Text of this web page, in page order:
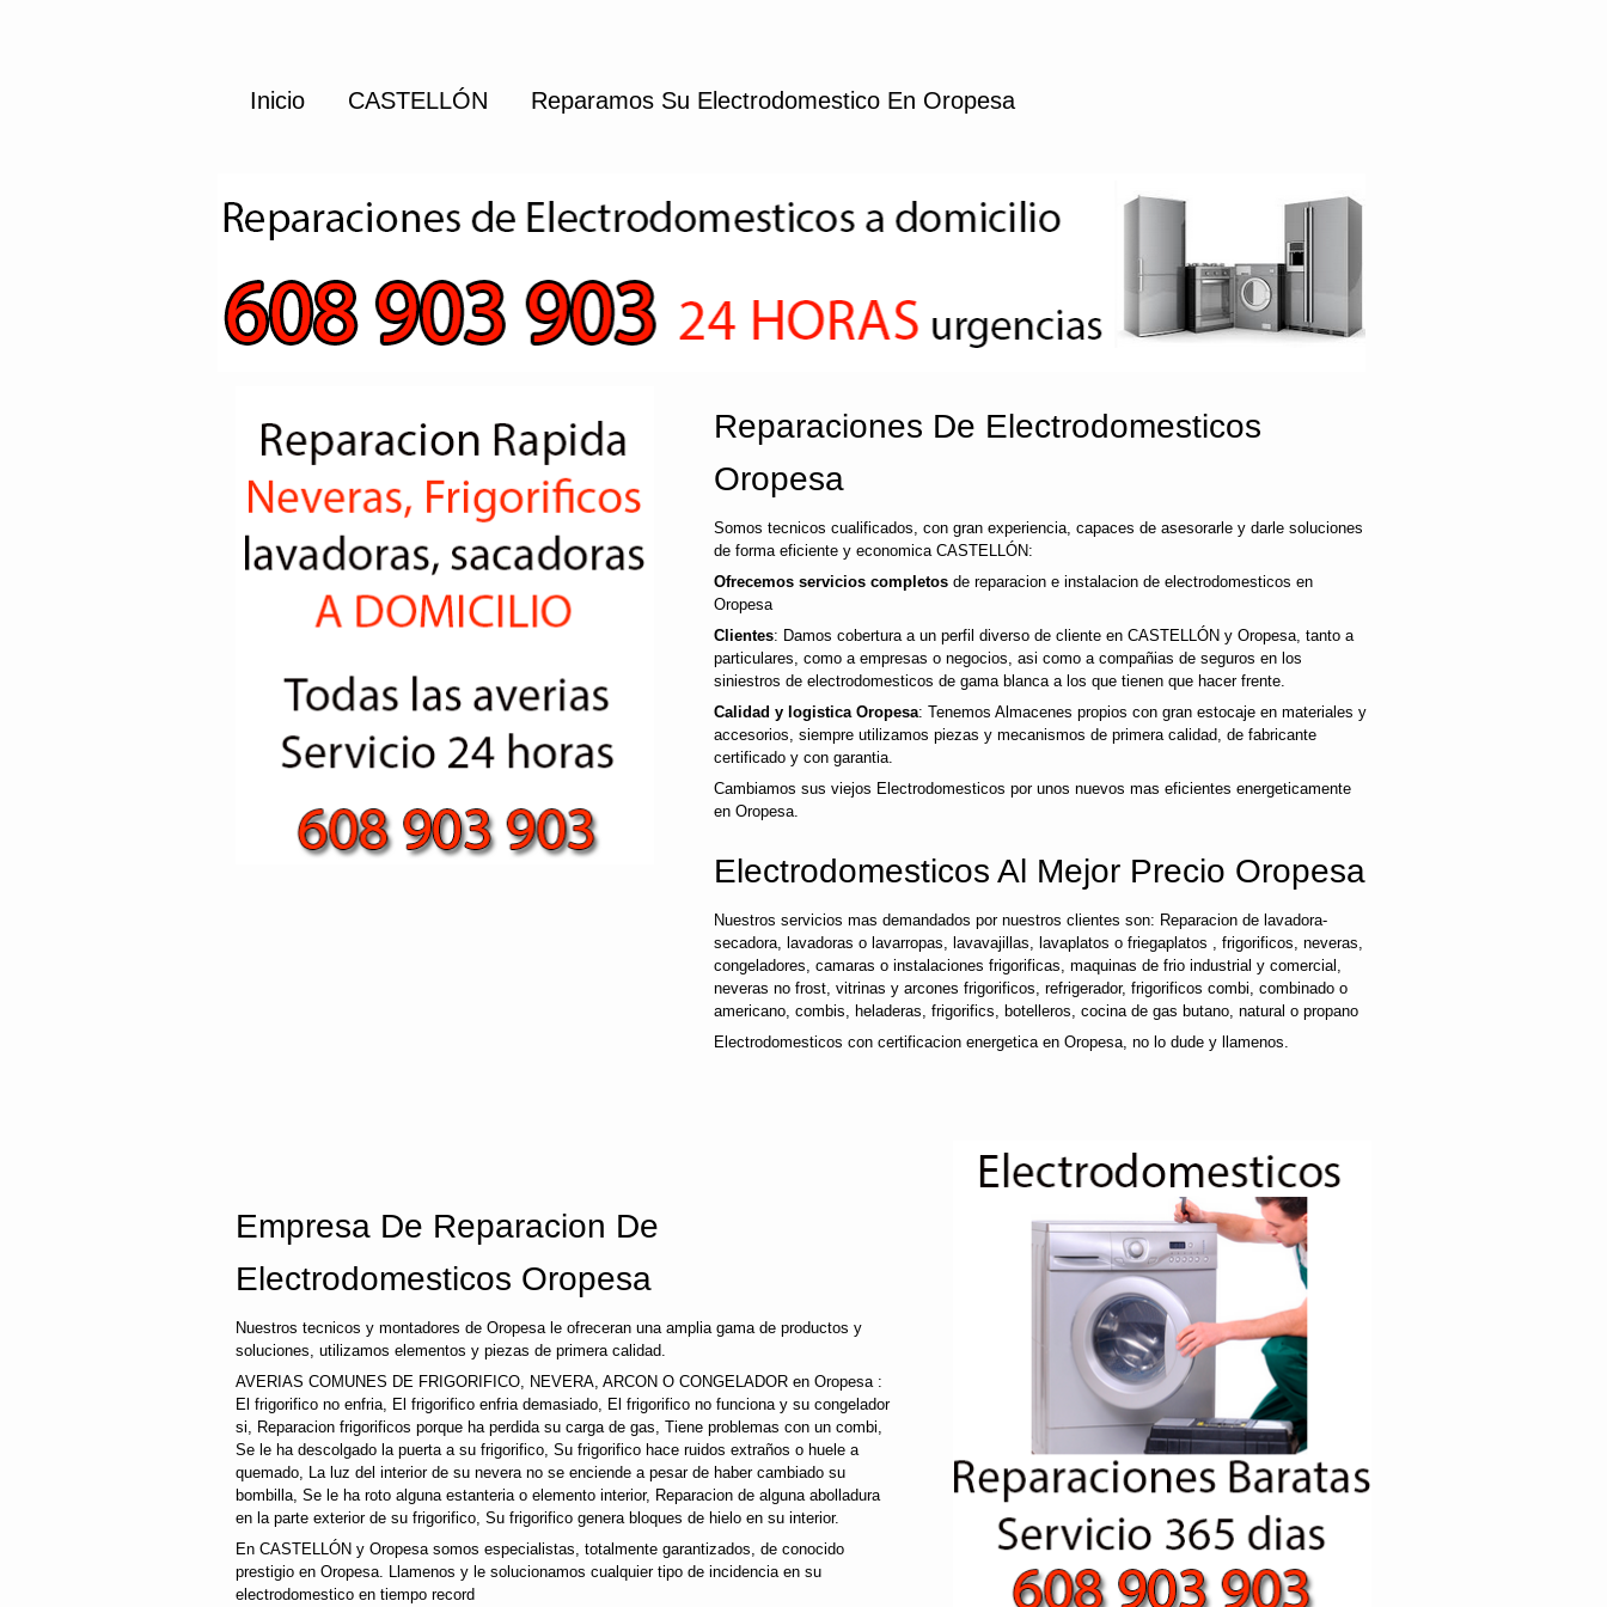
Inicio CASTELLÓN Reparamos Su Electrodomestico En Oropesa
Reparaciones De Electrodomesticos
Oropesa
Somos tecnicos cualificados, con gran experiencia, capaces de asesorarle y darle soluciones
de forma eficiente y economica CASTELLÓN:
Ofrecemos servicios completos de reparacion e instalacion de electrodomesticos en
Oropesa
Clientes: Damos cobertura a un perfil diverso de cliente en CASTELLÓN y Oropesa, tanto a
particulares, como a empresas o negocios, asi como a compañias de seguros en los
siniestros de electrodomesticos de gama blanca a los que tienen que hacer frente.
Calidad y logistica Oropesa: Tenemos Almacenes propios con gran estocaje en materiales y
accesorios, siempre utilizamos piezas y mecanismos de primera calidad, de fabricante
certificado y con garantia.
Cambiamos sus viejos Electrodomesticos por unos nuevos mas eficientes energeticamente
en Oropesa.
Electrodomesticos Al Mejor Precio Oropesa
Nuestros servicios mas demandados por nuestros clientes son: Reparacion de lavadora-
secadora, lavadoras o lavarropas, lavavajillas, lavaplatos o friegaplatos , frigorificos, neveras,
congeladores, camaras o instalaciones frigorificas, maquinas de frio industrial y comercial,
neveras no frost, vitrinas y arcones frigorificos, refrigerador, frigorificos combi, combinado o
americano, combis, heladeras, frigorifics, botelleros, cocina de gas butano, natural o propano
Electrodomesticos con certificacion energetica en Oropesa, no lo dude y llamenos.
Empresa De Reparacion De
Electrodomesticos Oropesa
Nuestros tecnicos y montadores de Oropesa le ofreceran una amplia gama de productos y
soluciones, utilizamos elementos y piezas de primera calidad.
AVERIAS COMUNES DE FRIGORIFICO, NEVERA, ARCON O CONGELADOR en Oropesa :
El frigorifico no enfria, El frigorifico enfria demasiado, El frigorifico no funciona y su congelador
si, Reparacion frigorificos porque ha perdida su carga de gas, Tiene problemas con un combi,
Se le ha descolgado la puerta a su frigorifico, Su frigorifico hace ruidos extraños o huele a
quemado, La luz del interior de su nevera no se enciende a pesar de haber cambiado su
bombilla, Se le ha roto alguna estanteria o elemento interior, Reparacion de alguna abolladura
en la parte exterior de su frigorifico, Su frigorifico genera bloques de hielo en su interior.
En CASTELLÓN y Oropesa somos especialistas, totalmente garantizados, de conocido
prestigio en Oropesa. Llamenos y le solucionamos cualquier tipo de incidencia en su
electrodomestico en tiempo record